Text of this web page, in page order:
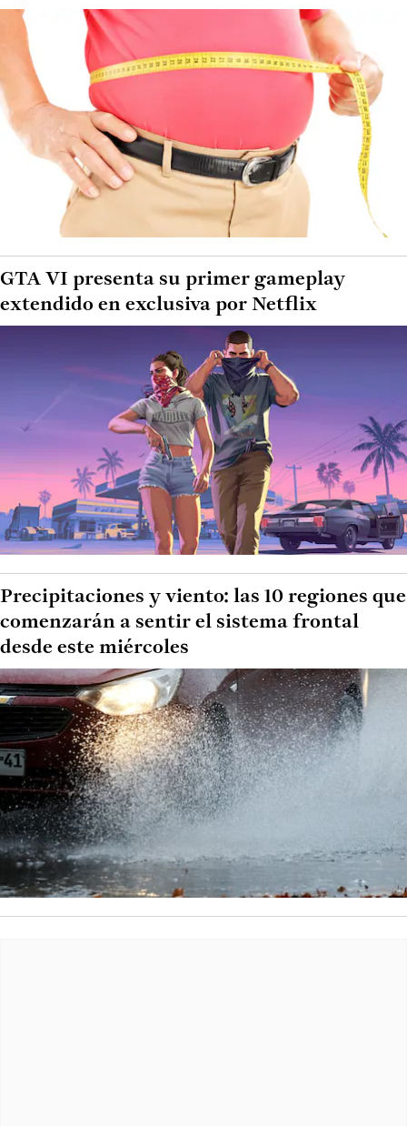
GTA VI presenta su primer gameplay
extendido en exclusiva por Netflix
Precipitaciones y viento: las 10 regiones que
comenzarán a sentir el sistema frontal
desde este miércoles